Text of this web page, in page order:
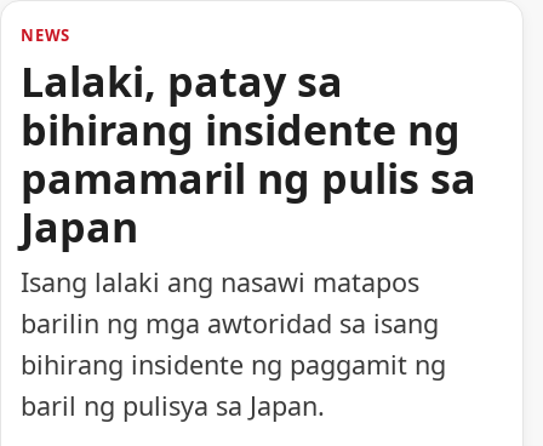
NEWS
Lalaki, patay sa
bihirang insidente ng
pamamaril ng pulis sa
Japan
Isang lalaki ang nasawi matapos
barilin ng mga awtoridad sa isang
bihirang insidente ng paggamit ng
baril ng pulisya sa Japan.